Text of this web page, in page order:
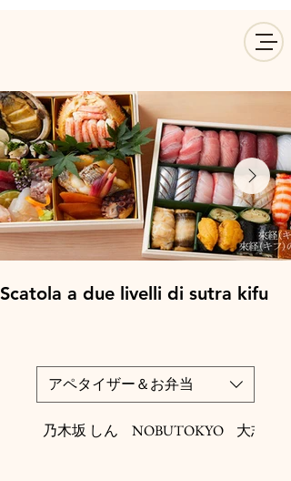
Scatola a due livelli di sutra kifu
アペタイザー＆お弁当
乃木坂 しん NOBUTOKYO 大志満